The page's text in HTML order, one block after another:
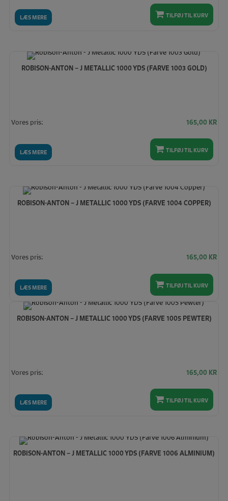
LÆS MERE TILFØJ TIL KURV
ROBISON-ANTON – J METALLIC 1000 YDS (FARVE 1003 GOLD)
LÆS MERE
Vores pris: 165,00 KR
TILFØJ TIL KURV
ROBISON-ANTON – J METALLIC 1000 YDS (FARVE 1004 COPPER)
LÆS MERE
Vores pris: 165,00 KR
TILFØJ TIL KURV
ROBISON-ANTON – J METALLIC 1000 YDS (FARVE 1005 PEWTER)
LÆS MERE
Vores pris: 165,00 KR
TILFØJ TIL KURV
ROBISON-ANTON – J METALLIC 1000 YDS (FARVE 1006 ALMINIUM)